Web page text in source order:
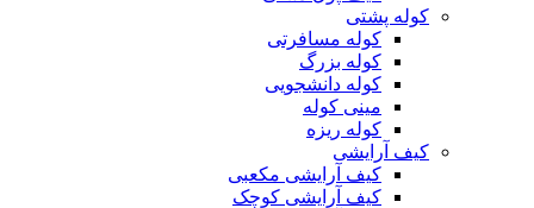
کوله پشتی
کوله مسافرتی
کوله بزرگ
کوله دانشجویی
مینی کوله
کوله ریزه
کیف آرایشی
کیف آرایشی مکعبی
کیف آرایشی کوچک